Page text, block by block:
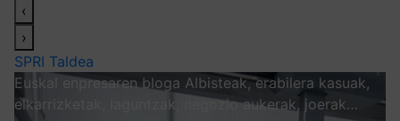
‹
›
SPRI Taldea
Euskal enpresaren bloga Albisteak, erabilera kasuak,
elkarrizketak, laguntzak, negozio aukerak, joerak…